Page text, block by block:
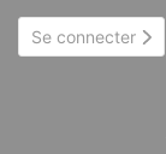
Se connecter